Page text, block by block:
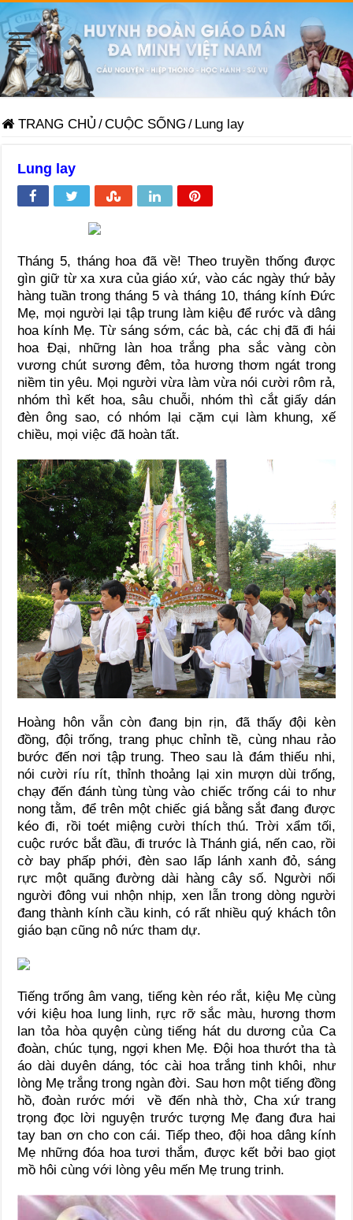
TRANG CHỦ /CUỘC SỐNG / Lung lay
Lung lay
Tháng 5, tháng hoa đã về! Theo truyền thống được
gìn giữ từ xa xưa của giáo xứ, vào các ngày thứ bảy
hàng tuần trong tháng 5 và tháng 10, tháng kính Đức
Mẹ, mọi người lại tập trung làm kiệu để rước và dâng
hoa kính Mẹ. Từ sáng sớm, các bà, các chị đã đi hái
hoa Đại, những làn hoa trắng pha sắc vàng còn
vương chút sương đêm, tỏa hương thơm ngát trong
niềm tin yêu. Mọi người vừa làm vừa nói cười rôm rả,
nhóm thì kết hoa, sâu chuỗi, nhóm thì cắt giấy dán
đèn ông sao, có nhóm lại cặm cụi làm khung, xế
chiều, mọi việc đã hoàn tất.
Hoàng hôn vẫn còn đang bịn rịn, đã thấy đội kèn
đồng, đội trống, trang phục chỉnh tề, cùng nhau rảo
bước đến nơi tập trung. Theo sau là đám thiếu nhi,
nói cười ríu rít, thỉnh thoảng lại xin mượn dùi trống,
chạy đến đánh tùng tùng vào chiếc trống cái to như
nong tằm, để trên một chiếc giá bằng sắt đang được
kéo đi, rồi toét miệng cười thích thú. Trời xẩm tối,
cuộc rước bắt đầu, đi trước là Thánh giá, nến cao, rồi
cờ bay phấp phới, đèn sao lấp lánh xanh đỏ, sáng
rực một quãng đường dài hàng cây số. Người nối
người đông vui nhộn nhịp, xen lẫn trong dòng người
đang thành kính cầu kinh, có rất nhiều quý khách tôn
giáo bạn cũng nô nức tham dự.
Tiếng trống âm vang, tiếng kèn réo rắt, kiệu Mẹ cùng
với kiệu hoa lung linh, rực rỡ sắc màu, hương thơm
lan tỏa hòa quyện cùng tiếng hát du dương của Ca
đoàn, chúc tụng, ngợi khen Mẹ. Đội hoa thướt tha tà
áo dài duyên dáng, tóc cài hoa trắng tinh khôi, như
lòng Mẹ trắng trong ngàn đời. Sau hơn một tiếng đồng
hồ, đoàn rước mới về đến nhà thờ, Cha xứ trang
trọng đọc lời nguyện trước tượng Mẹ đang đưa hai
tay ban ơn cho con cái. Tiếp theo, đội hoa dâng kính
Mẹ những đóa hoa tươi thắm, được kết bởi bao giọt
mồ hôi cùng với lòng yêu mến Mẹ trung trinh.